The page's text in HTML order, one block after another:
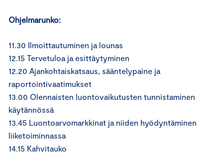
Ohjelmarunko:
11.30 Ilmoittautuminen ja lounas
12.15 Tervetuloa ja esittäytyminen
12.20 Ajankohtaiskatsaus, sääntelypaine ja
raportointivaatimukset
13.00 Olennaisten luontovaikutusten tunnistaminen
käytännössä
13.45 Luontoarvomarkkinat ja niiden hyödyntäminen
liiketoiminnassa
14.15 Kahvitauko